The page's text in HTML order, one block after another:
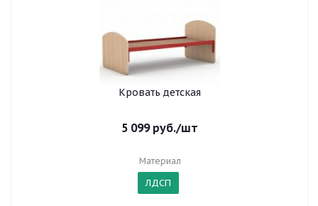
Кровать детская
5 099руб./шт
Материал
ЛДСП